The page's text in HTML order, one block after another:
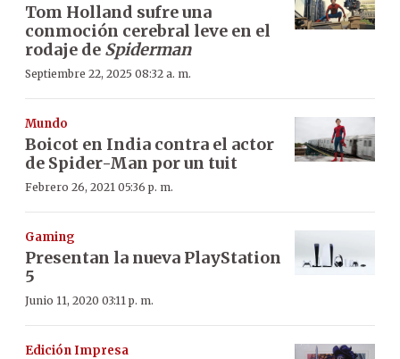
Tom Holland sufre una
conmoción cerebral leve en el
rodaje de Spiderman
Septiembre 22, 2025 08:32 a. m.
Mundo
Boicot en India contra el actor
de Spider-Man por un tuit
Febrero 26, 2021 05:36 p. m.
Gaming
Presentan la nueva PlayStation
5
Junio 11, 2020 03:11 p. m.
Edición Impresa